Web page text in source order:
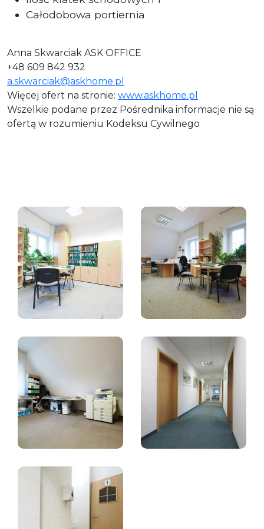
Całodobowa portiernia
Anna Skwarciak ASK OFFICE
+48 609 842 932
a.skwarciak@askhome.pl
Więcej ofert na stronie: www.askhome.pl
Wszelkie podane przez Pośrednika informacje nie są
ofertą w rozumieniu Kodeksu Cywilnego